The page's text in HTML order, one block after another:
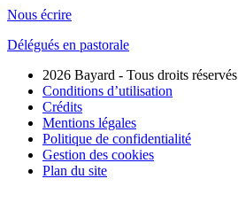
Nous écrire
Délégués en pastorale
2026 Bayard - Tous droits réservés
Conditions d’utilisation
Crédits
Mentions légales
Politique de confidentialité
Gestion des cookies
Plan du site